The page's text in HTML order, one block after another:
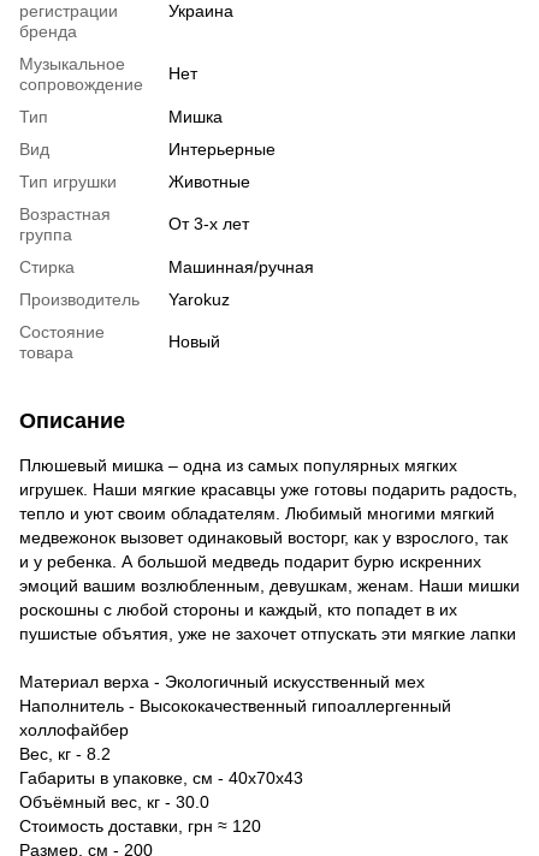
регистрации
бренда
Украина
Музыкальное
сопровождение
Нет
Тип
Мишка
Вид
Интерьерные
Тип игрушки
Животные
Возрастная
группа
От 3-х лет
Стирка
Машинная/ручная
Производитель
Yarokuz
Состояние
товара
Новый
Описание
Плюшевый мишка – одна из самых популярных мягких
игрушек. Наши мягкие красавцы уже готовы подарить радость,
тепло и уют своим обладателям. Любимый многими мягкий
медвежонок вызовет одинаковый восторг, как у взрослого, так
и у ребенка. А большой медведь подарит бурю искренних
эмоций вашим возлюбленным, девушкам, женам. Наши мишки
роскошны с любой стороны и каждый, кто попадет в их
пушистые объятия, уже не захочет отпускать эти мягкие лапки
Материал верха - Экологичный искусственный мех
Наполнитель - Высококачественный гипоаллергенный
холлофайбер
Вес, кг - 8.2
Габариты в упаковке, см - 40х70х43
Объёмный вес, кг - 30.0
Стоимость доставки, грн ≈ 120
Размер, см - 200